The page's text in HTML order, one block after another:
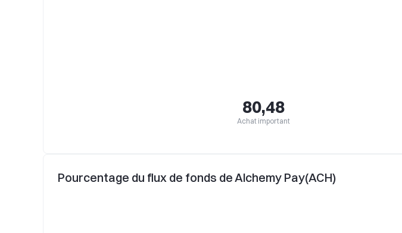
80,48
Achat important
Pourcentage du flux de fonds de Alchemy Pay(ACH)